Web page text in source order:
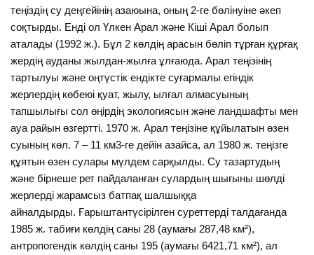
теңіздің су деңгейінің азаюына, оның 2-ге бөлінуіне әкеп
соқтырды. Енді ол Үлкен Арал және Кіші Арал болып
аталады (1992 ж.). Бұл 2 көлдің арасын бөліп тұрған құрғақ
жердің ауданы жылдан-жылға ұлғаюда. Арал теңізінің
тартылуы және оңтүстік ендікте суғармалы егіндік
жерлердің көбеюі қуат, жылу, ылғал алмасуының
тапшылығы сол өңірдің экологиясын және ландшафты мен
ауа райын өзгертті. 1970 ж. Арал теңізіне құйылатын өзен
суының көл. 7 – 11 км3-ге дейін азайса, ал 1980 ж. теңізге
құятын өзен сулары мүлдем сарқылды. Су тазартудың
және бірнеше рет пайдаланған сулардың шығыны шөлді
жерлерді жарамсыз батпақ шалшыққа
айналдырды. Ғарыштантүсірілген суреттерді талдағанда
1985 ж. табиғи көлдің саны 28 (аумағы 287,48 км²),
антропогендік көлдің саны 195 (аумағы 6421,71 км²), ал